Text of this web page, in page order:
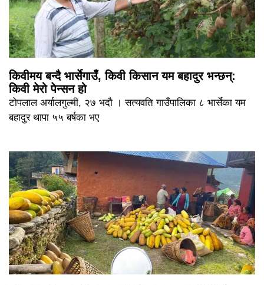
किवीमय बन्दै भार्सेगाउँ, किवी किसान यम बहादुर भन्छन्:
किवी मेरो पेन्सन हो
टोपलाल अर्यालगुल्मी, २७ भदौ । सत्यवति गाउँपालिका ८ भार्सेका यम
बहादुर थापा ५५ बर्षका भए